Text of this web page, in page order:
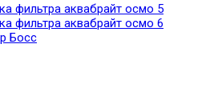
фильтра аквабрайт осмо 5
фильтра аквабрайт осмо 6
Босс